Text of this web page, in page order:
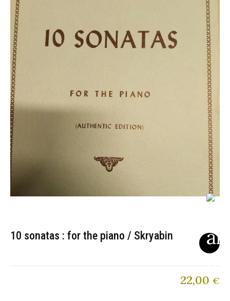
10 sonatas : for the piano / Skryabin
22,00 €